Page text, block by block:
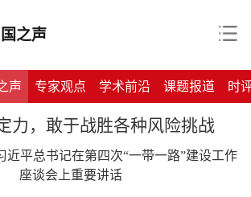
之声
声 专家观点 学术前沿 课题报道 时
力，敢于战胜各种风险挑战
平总书记在第四次“一带一路”建设工作
座谈会上重要讲话